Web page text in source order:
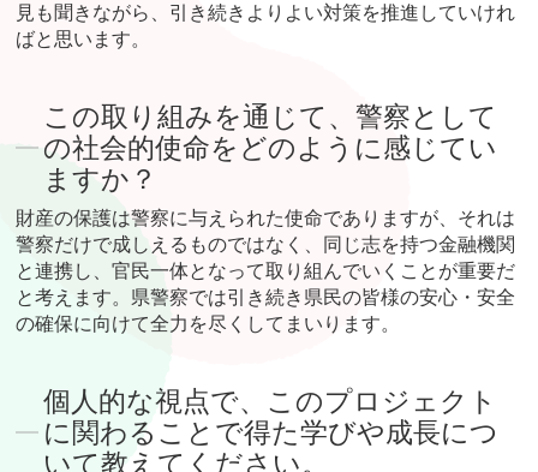
見も聞きながら、引き続きよりよい対策を推進していけれ
ばと思います。
この取り組みを通じて、警察として
の社会的使命をどのように感じてい
ますか？
財産の保護は警察に与えられた使命でありますが、それは
警察だけで成しえるものではなく、同じ志を持つ金融機関
と連携し、官民一体となって取り組んでいくことが重要だ
と考えます。県警察では引き続き県民の皆様の安心・安全
の確保に向けて全力を尽くしてまいります。
個人的な視点で、このプロジェクト
に関わることで得た学びや成長につ
いて教えてください。